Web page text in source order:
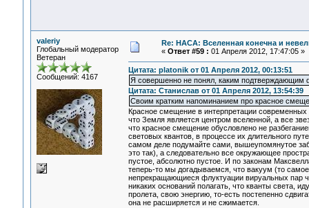
valeriy
Глобальный модератор
Ветеран
Сообщений: 4167
Re: НАСА: Вселенная конечна и
« Ответ #59 : 01 Апреля 2012, 17:47:05 »
Цитата: platonik от 01 Апреля 2012, 00:13:51
Я совершенно не понял, каким подтверждающим
Цитата: Станислав от 01 Апреля 2012, 13:54:39
Своим кратким напоминанием про красное
Красное смещение в интерпретации
что Земля является центром вселенной, а все
что красное смещение обусловлено не
световых квантов, в процессе их длительного
самом деле подумайте сами, вышеупомянутое
это так), а следовательно все окружающее
пустое, абсолютно пустое. И по законам
теперь-то мы догадываемся, что вакуум (то
непрекращающиеся флуктуации вируальных пар
никаких оснований полагать, что кванты света,
пролета, свою энергию, то-есть постепенно
она не расширяется и не сжимается.